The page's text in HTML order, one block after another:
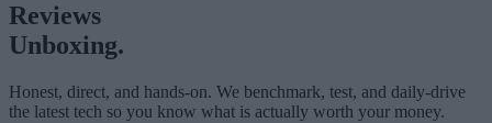
Reviews
Unboxing.
Honest, direct, and hands-on. We benchmark, test, and daily-drive
the latest tech so you know what is actually worth your money.